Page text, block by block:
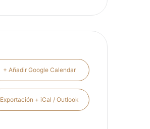
+ Añadir Google Calendar
Exportación + iCal / Outlook